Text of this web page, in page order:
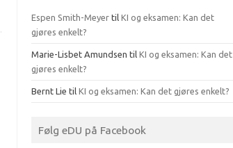
Espen Smith-Meyer tilKI og eksamen: Kan det
gjøres enkelt?
Marie-Lisbet Amundsen tilKI og eksamen: Kan det
gjøres enkelt?
Bernt Lie tilKI og eksamen: Kan det gjøres enkelt?
Følg eDU på Facebook